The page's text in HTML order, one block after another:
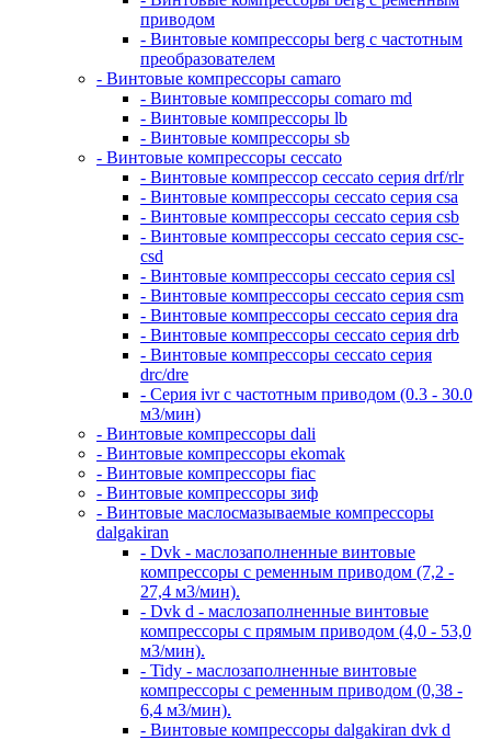
приводом
- Винтовые компрессоры berg с частотным
преобразователем
- Винтовые компрессоры camaro
- Винтовые компрессоры comaro md
- Винтовые компрессоры lb
- Винтовые компрессоры sb
- Винтовые компрессоры ceccato
- Винтовые компрессор ceccato серия drf/rlr
- Винтовые компрессоры ceccato серия csa
- Винтовые компрессоры ceccato серия csb
- Винтовые компрессоры ceccato серия csc-
csd
- Винтовые компрессоры ceccato серия csl
- Винтовые компрессоры ceccato серия csm
- Винтовые компрессоры ceccato серия dra
- Винтовые компрессоры ceccato серия drb
- Винтовые компрессоры ceccato серия
drc/dre
- Серия ivr с частотным приводом (0.3 - 30.0
м3/мин)
- Винтовые компрессоры dali
- Винтовые компрессоры ekomak
- Винтовые компрессоры fiac
- Винтовые компрессоры зиф
- Винтовые маслосмазываемые компрессоры
dalgakiran
- Dvk - маслозаполненные винтовые
компрессоры с ременным приводом (7,2 -
27,4 м3/мин).
- Dvk d - маслозаполненные винтовые
компрессоры с прямым приводом (4,0 - 53,0
м3/мин).
- Tidy - маслозаполненные винтовые
компрессоры с ременным приводом (0,38 -
6,4 м3/мин).
- Винтовые компрессоры dalgakiran dvk d